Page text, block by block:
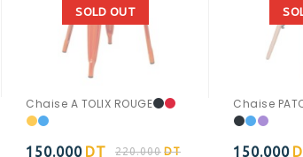
SOLD OUT
Chaise A TOLIX ROUGE
220.000 DT
150.000 DT
Chaise
150.000